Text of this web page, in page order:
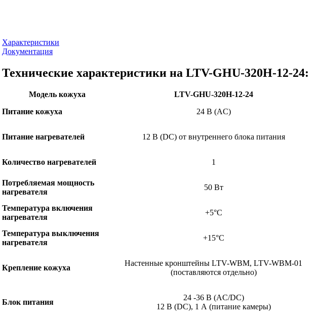
Характеристики
Документация
Технические характеристики на LTV-GHU-320H-12-24:
Модель кожуха
LTV-GHU-320H-12-24
Питание кожуха
24 B (AC)
Питание нагревателей 12 В (DC) от внутреннего блока питания
Количество нагревателей 1
Потребляемая мощность
нагревателя
50 Вт
Температура включения
нагревателя
+5°С
Температура выключения
нагревателя
+15°С
Крепление кожуха
Настенные кронштейны LTV-WBM, LTV-WBM-01
(поставляются отдельно)
Блок питания
24 -36 В (AC/DC)
12 В (DC), 1 А (питание камеры)